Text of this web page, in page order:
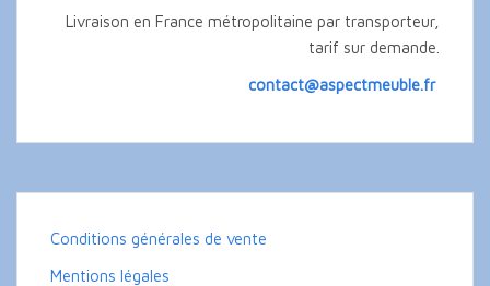
Livraison en France métropolitaine par transporteur,
tarif sur demande.
contact@aspectmeuble.fr
Conditions générales de vente
Mentions légales